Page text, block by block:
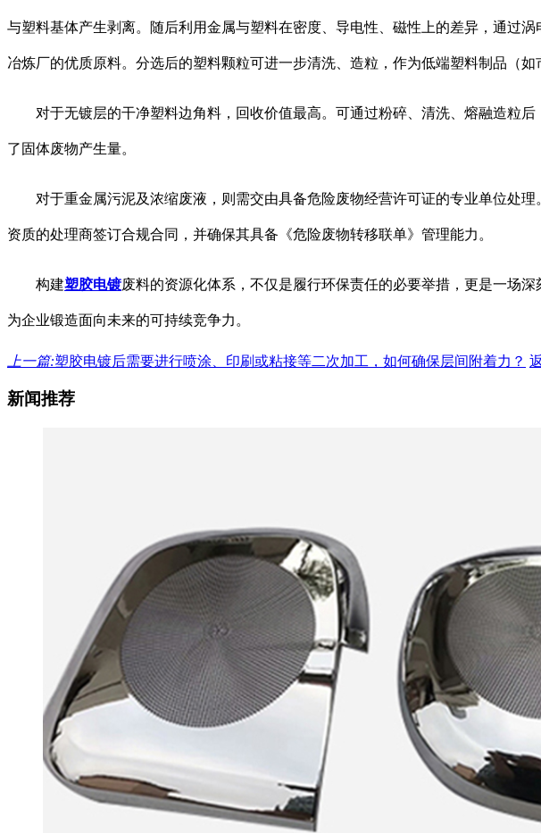
与塑料基体产生剥离。随后利用金属与塑料在密度、导电性、磁性上的差异，通过
冶炼厂的优质原料。分选后的塑料颗粒可进一步清洗、造粒，作为低端塑料制品（如
对于无镀层的干净塑料边角料 ，回收价值最高。可通过粉碎、清洗、熔融造粒后
了固体废物产生量。
对于重金属污泥及浓缩废液 ，则需交由具备危险废物经营许可证的专业单位处
资质的处理商签订合规合同，并确保其具备《危险废物转移联单》管理能力。
构建塑胶电镀废料的资源化体系，不仅是履行环保责任的必要举措，更是一场
为企业锻造面向未来的可持续竞争力。
上一篇:塑胶电镀后需要进行喷涂、印刷或粘接等二次加工，如何确保层间附着力？
新闻推荐